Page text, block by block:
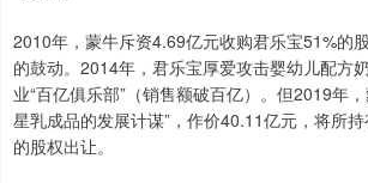
2010年，蒙牛斥资4.69亿元收购君乐宝51%的
的鼓动。2014年，君乐宝厚爱攻击婴幼儿配方
业“百亿俱乐部”（销售额破百亿）。但2019年
星乳成品的发展计谋”，作价40.11亿元，将所
的股权出让。